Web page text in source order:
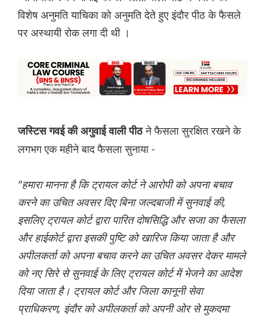
विशेष अनुमति याचिका को अनुमति देते हुए इंदौर पीठ के फैसले
पर अस्थायी रोक लगा दी थी ।
जस्टिस गवई की अगुवाई वाली पीठने फैसला सुरक्षित रखने के
लगभग एक महीने बाद फैसला सुनाया -
"हमारा मानना ​​है कि ट्रायल कोर्ट ने आरोपी को अपना बचाव
करने का उचित अवसर दिए बिना जल्दबाजी में सुनवाई की,
इसलिए ट्रायल कोर्ट द्वारा पारित दोषसिद्धि और सजा का फैसला
और हाईकोर्ट द्वारा इसकी पुष्टि को खारिज किया जाता है और
अपीलकर्ता को अपना बचाव करने का उचित अवसर देकर मामले
को नए सिरे से सुनवाई के लिए ट्रायल कोर्ट में भेजने का आदेश
दिया जाता है। ट्रायल कोर्ट और जिला कानूनी सेवा
प्राधिकरण, इंदौर को अपीलकर्ता को अपनी ओर से मुकदमा